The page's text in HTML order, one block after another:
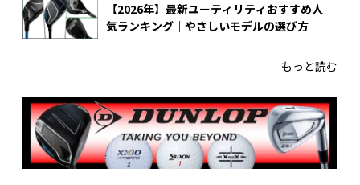
【2026年】最新ユーティリティおすすめ人
気ランキング｜やさしいモデルの選び方
もっと読む